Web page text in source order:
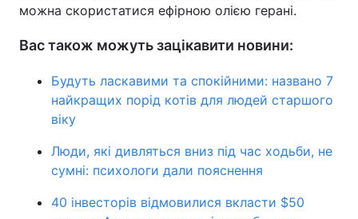
можна скористатися ефірною олією герані.
Вас також можуть зацікавити новини:
Будуть ласкавими та спокійними: названо 7
найкращих порід котів для людей старшого
віку
Люди, які дивляться вниз під час ходьби, не
сумні: психологи дали пояснення
40 інвесторів відмовилися вкласти $50